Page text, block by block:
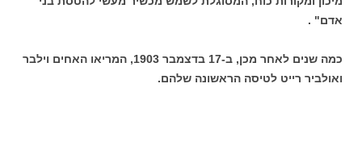
אדם" .
כמה שנים לאחר מכן, ב-17 בדצמבר 1903, המריאו האחים וילבר
ואולביר רייט לטיסה הראשונה שלהם.